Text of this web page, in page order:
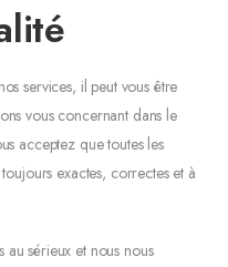
services, il peut vous être
vous concernant dans le
acceptez que toutes les
exactes, correctes et à
au sérieux et nous nous